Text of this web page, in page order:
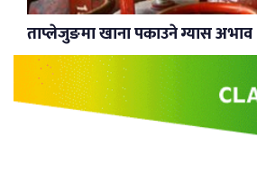
ताप्लेजुङमा खाना पकाउने ग्यास अभाव